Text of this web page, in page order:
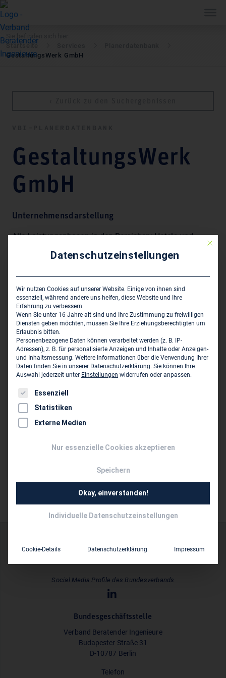
Sie befinden sich hier:
Startseite
GestaltungsWerk GmbH
GestaltungsWerk
GmbH
Unternehmensdarstellung
Alle Leistungsphasen in den Bereichen: Hotels und
Leistungsschwerpunkt LP 1-4 HOAI, DGNB Consultant,
Hauptsitz des Unternehmens
GestaltungsWerk GmbH
Leonhardtstraße 10
D-14057 Berlin
030 89 09 31 93
030 89 09 31 94
Persönliche Vertreter im VBI:
Social Media Profile des Bundesverbands
Bundesgeschäftsstelle
Verband Beratender Ingenieure
Budapester Straße 31
D-10787 Berlin
Telefon
Mit
Datenschutzeinstellungen
Wir nutzen Cookies auf unserer Website. Einige von ihnen sind
essenziell, während andere uns helfen, diese Website und Ihre
Erfahrung zu verbessern.
Wenn Sie unter 16 Jahre alt sind und Ihre Zustimmung zu freiwilligen
Diensten geben möchten, müssen Sie Ihre Erziehungsberechtigten um
Erlaubnis bitten.
Personenbezogene Daten können verarbeitet werden (z. B. IP-
Adressen), z. B. für personalisierte Anzeigen und Inhalte oder Anzeigen-
und Inhaltsmessung. Weitere Informationen über die Verwendung Ihrer
Daten finden Sie in unserer Datenschutzerklärung. Sie können Ihre
Auswahl jederzeit unter Einstellungen widerrufen oder anpassen.
Es folgt eine Liste der Service-Gruppen, für die eine
Essenziell
Statistiken
Externe Medien
Nur essenzielle Cookies akzeptieren
Speichern
Okay, einverstanden!
Individuelle Datenschutzeinstellungen
Cookie-Details Datenschutzerklärung Impressum